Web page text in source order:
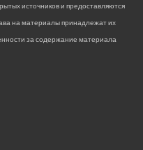
источников и предоставляются
на материалы принадлежат их
за содержание материала